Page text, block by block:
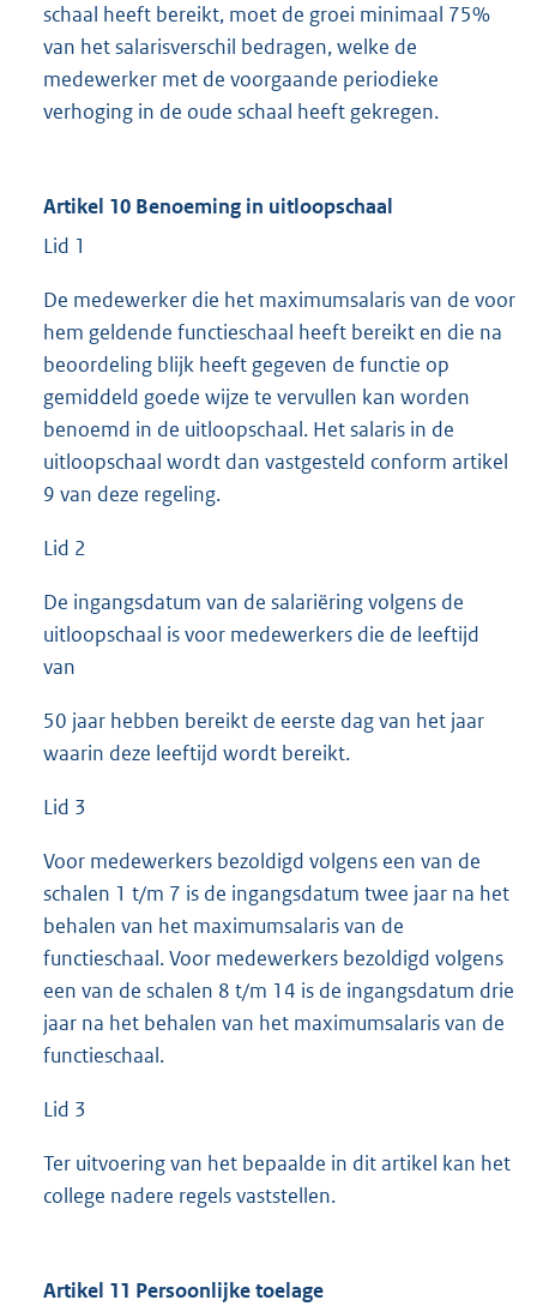
schaal heeft bereikt, moet de groei minimaal 75%
van het salarisverschil bedragen, welke de
medewerker met de voorgaande periodieke
verhoging in de oude schaal heeft gekregen.
Artikel 10 Benoeming in uitloopschaal
Lid 1
De medewerker die het maximumsalaris van de voor
hem geldende functieschaal heeft bereikt en die na
beoordeling blijk heeft gegeven de functie op
gemiddeld goede wijze te vervullen kan worden
benoemd in de uitloopschaal. Het salaris in de
uitloopschaal wordt dan vastgesteld conform artikel
9 van deze regeling.
Lid 2
De ingangsdatum van de salariëring volgens de
uitloopschaal is voor medewerkers die de leeftijd
van
50 jaar hebben bereikt de eerste dag van het jaar
waarin deze leeftijd wordt bereikt.
Lid 3
Voor medewerkers bezoldigd volgens een van de
schalen 1 t/m 7 is de ingangsdatum twee jaar na het
behalen van het maximumsalaris van de
functieschaal. Voor medewerkers bezoldigd volgens
een van de schalen 8 t/m 14 is de ingangsdatum drie
jaar na het behalen van het maximumsalaris van de
functieschaal.
Lid 3
Ter uitvoering van het bepaalde in dit artikel kan het
college nadere regels vaststellen.
Artikel 11 Persoonlijke toelage